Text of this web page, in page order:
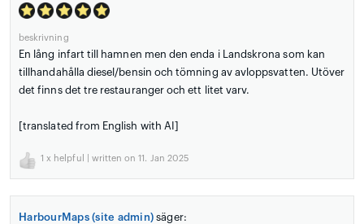
beskrivning
En lång infart till hamnen men den enda i Landskrona som kan
tillhandahålla diesel/bensin och tömning av avloppsvatten. Utöver
det finns det tre restauranger och ett litet varv.
[translated from English with AI]
1 x helpful | written on 11. Jan 2025
HarbourMaps (site admin) säger: